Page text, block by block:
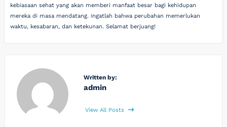
kebiasaan sehat yang akan memberi manfaat besar bagi kehidupan
mereka di masa mendatang. Ingatlah bahwa perubahan memerlukan
waktu, kesabaran, dan ketekunan. Selamat berjuang!
Written by:
admin
View All Posts